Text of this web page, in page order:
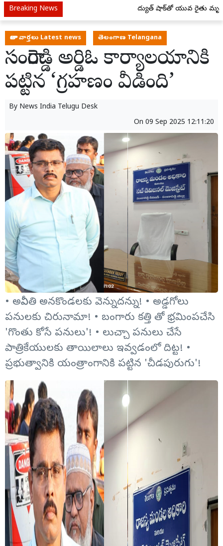
Breaking News విద్యుత్ షాక్‌తో యువ రైతు మృతి
తాజా వార్తలు Latest news తెలంగాణ Telangana
సంగారెడ్డి అర్డిఓ కార్యాలయానికి
పట్టిన ‘గ్రహణం వీడింది’
By News India Telugu Desk
On 09 Sep 2025 12:11:20
• అవినీతి అనకొండలకు వెన్నుదన్ను! • అడ్డగోలు
పనులకు చిరునామా! • బంగారు కత్తి తో భ్రమింపచేసి
'గొంతు కోసే పనులు'! • లుచ్చా పనులు చేసే
పాత్రికేయులకు తాయిలాలు ఇవ్వడంలో దిట్ట! •
ప్రభుత్వానికి యంత్రాంగానికి పట్టిన 'చీడపురుగు'!